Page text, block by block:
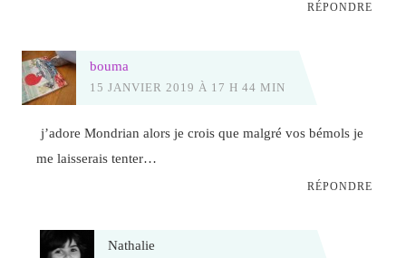
RÉPONDRE
bouma
15 JANVIER 2019 À 17 H 44 MIN
j’adore Mondrian alors je crois que malgré vos bémols je
me laisserais tenter…
RÉPONDRE
Nathalie